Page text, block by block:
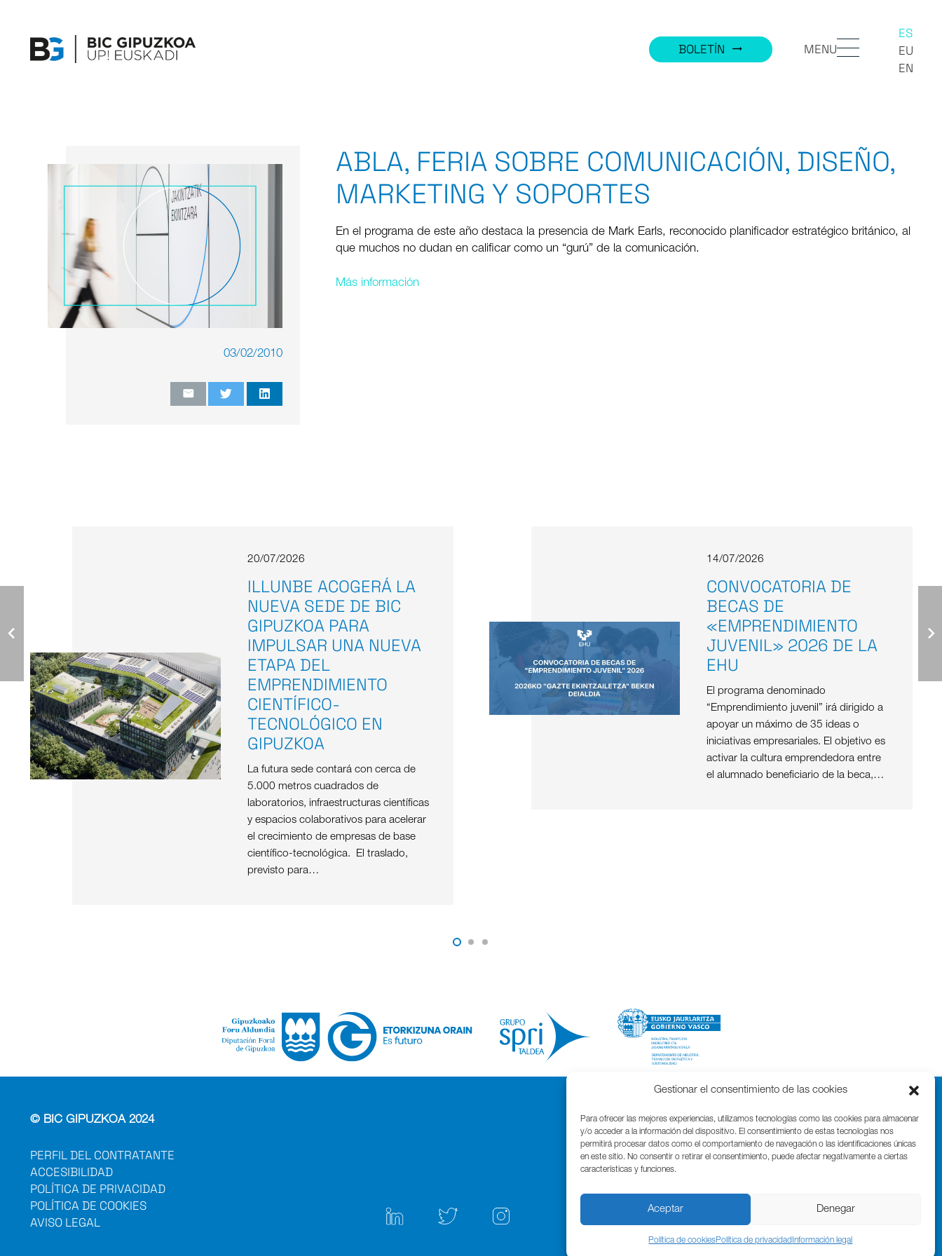
Gestionar el consentimiento de las cookies
Para ofrecer las mejores experiencias, utilizamos tecnologías como las cookies para almacenar
y/o acceder a la información del dispositivo. El consentimiento de estas tecnologías nos
permitirá procesar datos como el comportamiento de navegación o las identificaciones únicas
en este sitio. No consentir o retirar el consentimiento, puede afectar negativamente a ciertas
características y funciones.
Aceptar Denegar
Política de cookiesPolítica de privacidad Información legal
BOLETÍN trending_flat MENU
ES
EU
EN
03/02/2010
ABLA, FERIA SOBRE COMUNICACIÓN, DISEÑO,
MARKETING Y SOPORTES
En el programa de este año destaca la presencia de Mark Earls, reconocido planificador estratégico británico, al
que muchos no dudan en calificar como un “gurú” de la comunicación.
Más información
20/07/2026
ILLUNBE ACOGERÁ LA
NUEVA SEDE DE BIC
GIPUZKOA PARA
IMPULSAR UNA NUEVA
ETAPA DEL
EMPRENDIMIENTO
CIENTÍFICO-
TECNOLÓGICO EN
GIPUZKOA
La futura sede contará con cerca de
5.000 metros cuadrados de
laboratorios, infraestructuras científicas
y espacios colaborativos para acelerar
el crecimiento de empresas de base
científico-tecnológica. El traslado,
previsto para…
14/07/2026
CONVOCATORIA DE
BECAS DE
«EMPRENDIMIENTO
JUVENIL» 2026 DE LA
EHU
El programa denominado
“Emprendimiento juvenil” irá dirigido a
apoyar un máximo de 35 ideas o
iniciativas empresariales. El objetivo es
activar la cultura emprendedora entre
el alumnado beneficiario de la beca,…
© BIC GIPUZKOA 2024
PERFIL DEL CONTRATANTE
ACCESIBILIDAD
POLÍTICA DE PRIVACIDAD
POLÍTICA DE COOKIES
AVISO LEGAL
20014 Donostia / San Sebastián
T. (+34) 943 000 999 | bic@bicgipuzkoa.eus